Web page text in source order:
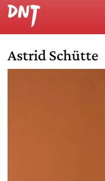
Astrid Schütte